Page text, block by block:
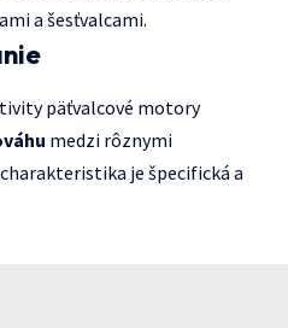
a šesťvalcami.
päťvalcové motory
medzi rôznymi
je špecifická a